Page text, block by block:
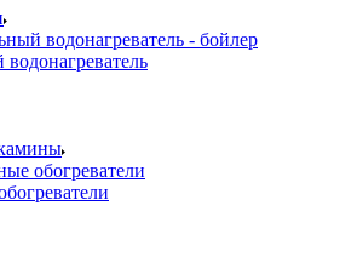
водонагреватель - бойлер
обогреватели